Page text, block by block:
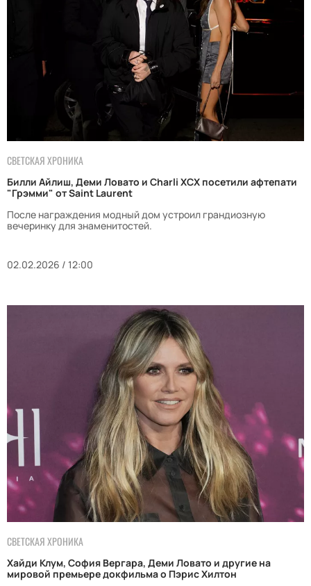
СВЕТСКАЯ ХРОНИКА
Билли Айлиш, Деми Ловато и Charli XCX посетили афтепати
"Грэмми" от Saint Laurent
После награждения модный дом устроил грандиозную
вечеринку для знаменитостей.
02.02.2026 / 12:00
СВЕТСКАЯ ХРОНИКА
Хайди Клум, София Вергара, Деми Ловато и другие на
мировой премьере докфильма о Пэрис Хилтон